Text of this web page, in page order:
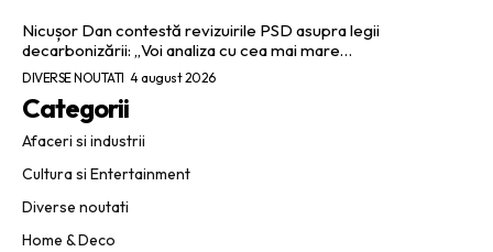
Nicușor Dan contestă revizuirile PSD asupra legii
decarbonizării: „Voi analiza cu cea mai mare…
DIVERSE NOUTATI 4 august 2026
Categorii
Afaceri si industrii
Cultura si Entertainment
Diverse noutati
Home & Deco